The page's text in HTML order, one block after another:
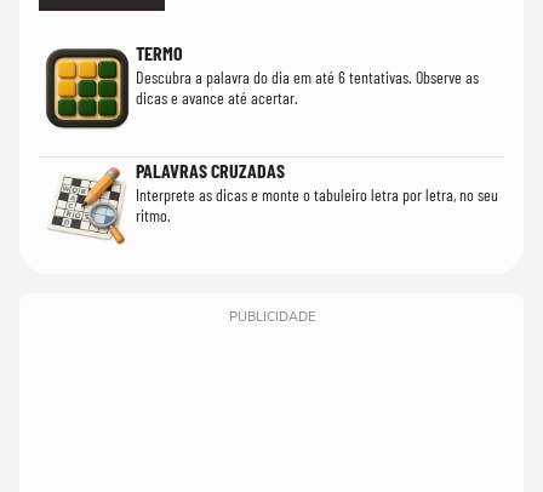
TERMO
Descubra a palavra do dia em até 6 tentativas. Observe as
dicas e avance até acertar.
PALAVRAS CRUZADAS
Interprete as dicas e monte o tabuleiro letra por letra, no seu
ritmo.
PUBLICIDADE